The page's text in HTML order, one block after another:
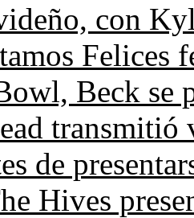
con
Felices
Beck se
transmitió
de
Hives